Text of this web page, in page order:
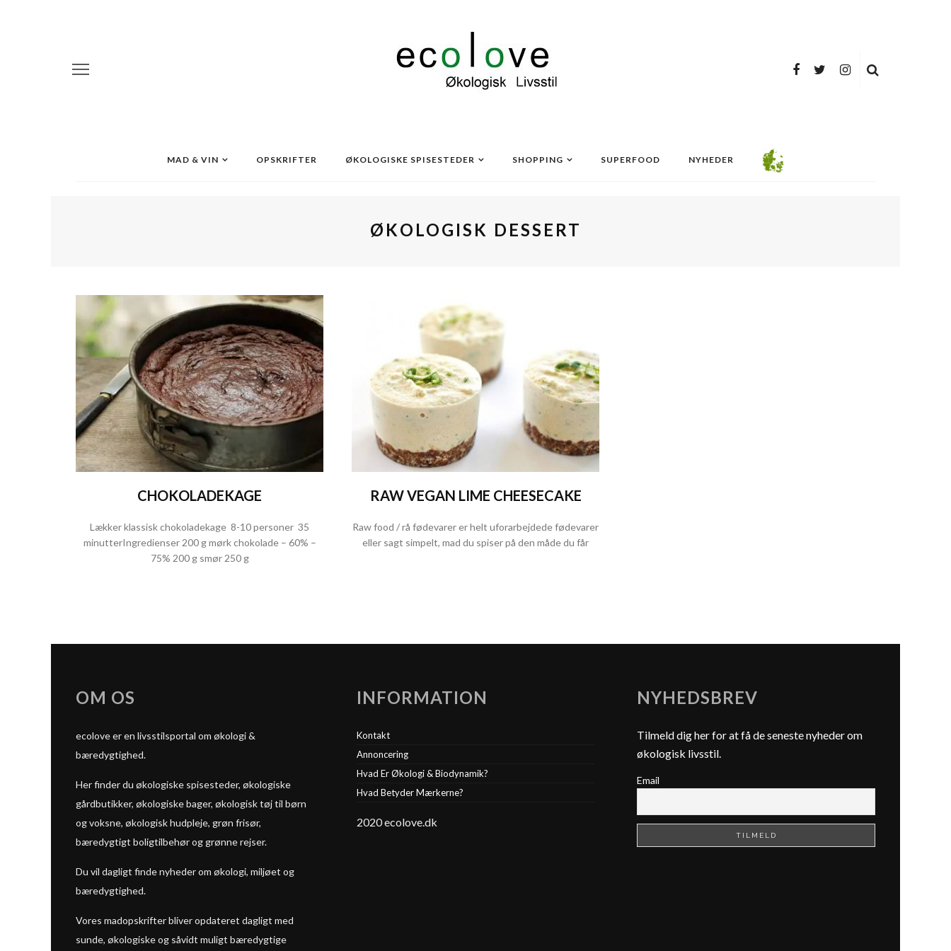
MAD & VIN OPSKRIFTER ØKOLOGISKE SPISESTEDER SHOPPING SUPERFOOD NYHEDER
ØKOLOGISK DESSERT
CHOKOLADEKAGE
Lækker klassisk chokoladekage 8-10 personer 35
minutterIngredienser 200 g mørk chokolade – 60% –
75% 200 g smør 250 g
RAW VEGAN LIME CHEESECAKE
Raw food / rå fødevarer er helt uforarbejdede fødevarer
eller sagt simpelt, mad du spiser på den måde du får
OM OS
ecolove er en livsstilsportal om økologi &
bæredygtighed.
Her finder du økologiske spisesteder, økologiske
gårdbutikker, økologiske bager, økologisk tøj til børn
og voksne, økologisk hudpleje, grøn frisør,
bæredygtigt boligtilbehør og grønne rejser.
Du vil dagligt finde nyheder om økologi, miljøet og
bæredygtighed.
Vores madopskrifter bliver opdateret dagligt med
sunde, økologiske og såvidt muligt bæredygtige
INFORMATION
Kontakt
Annoncering
Hvad Er Økologi & Biodynamik?
Hvad Betyder Mærkerne?
2020 ecolove.dk
NYHEDSBREV
Tilmeld dig her for at få de seneste nyheder om
økologisk livsstil.
Email